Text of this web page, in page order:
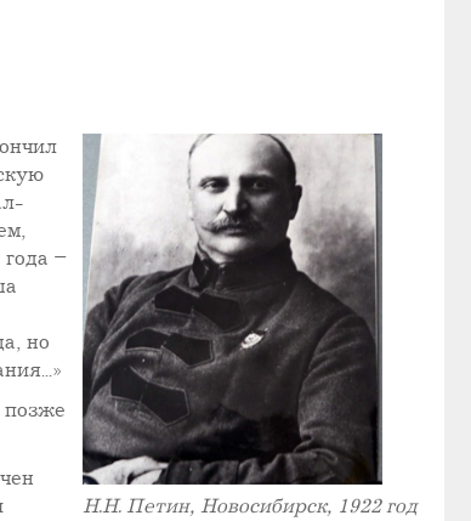
Н.Н. Петин, Новосибирск, 1922 год
–
но
позже